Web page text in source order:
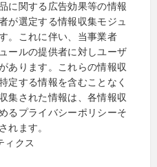
に関する広告効果等の情報
が選定する情報収集モジュ
。これに伴い、当事業者
ールの提供者に対しユーザ
あります。これらの情報収
定する情報を含むことなく
集された情報は、各情報収
るプライバシーポリシーそ
れます。
クス